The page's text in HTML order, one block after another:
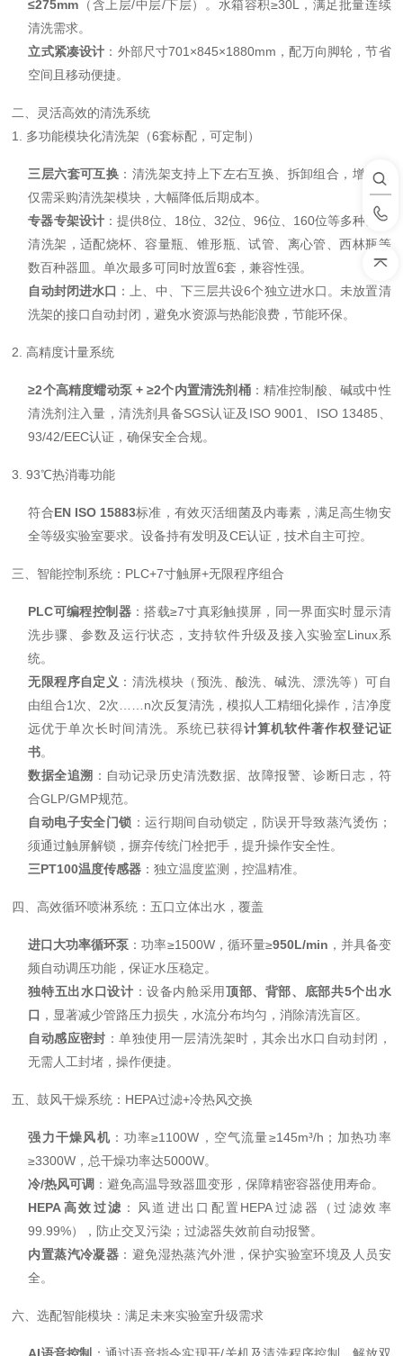
≤275mm （含上层/中层/下层）。水箱容积≥30L，满足批量连续
清洗需求。
立式紧凑设计 ：外部尺寸701×845×1880mm，配万向脚轮，节省
空间且移动便捷。
二、灵活高效的清洗系统
1. 多功能模块化清洗架（6套标配，可定制）
三层六套可互换 ：清洗架支持上下左右互换、拆卸组合，增配时
仅需采购清洗架模块，大幅降低后期成本。
专器专架设计：提供8位、18位、32位、96位、160位等多种规格
清洗架，适配烧杯、容量瓶、锥形瓶、试管、离心管、西林瓶等
数百种器皿。单次最多可同时放置6套，兼容性强。
自动封闭进水口 ：上、中、下三层共设6个独立进水口。未放置清
洗架的接口自动封闭，避免水资源与热能浪费，节能环保。
2. 高精度计量系统
≥2个高精度蠕动泵 + ≥2个内置清洗剂桶：精准控制酸、碱或中性
清洗剂注入量，清洗剂具备SGS认证及ISO 9001、ISO 13485、
93/42/EEC认证，确保安全合规。
3. 93℃热消毒功能
符合EN ISO 15883标准，有效灭活细菌及内毒素，满足高生物安
全等级实验室要求。设备持有发明及CE认证，技术自主可控。
三、智能控制系统：PLC+7寸触屏+无限程序组合
PLC可编程控制器：搭载≥7寸真彩触摸屏，同一界面实时显示清
洗步骤、参数及运行状态，支持软件升级及接入实验室Linux系
统。
无限程序自定义 ：清洗模块（预洗、酸洗、碱洗、漂洗等）可自
由组合1次、2次……n次反复清洗，模拟人工精细化操作，洁净度
远优于单次长时间清洗。系统已获得计算机软件著作权登记证
书。
数据全追溯 ：自动记录历史清洗数据、故障报警、诊断日志，符
合GLP/GMP规范。
自动电子安全门锁 ：运行期间自动锁定，防误开导致蒸汽烫伤；
须通过触屏解锁，摒弃传统门栓把手，提升操作安全性。
三PT100温度传感器 ：独立温度监测，控温精准。
四、高效循环喷淋系统：五口立体出水，覆盖
进口大功率循环泵 ：功率≥1500W，循环量≥950L/min ，并具备变
频自动调压功能，保证水压稳定。
独特五出水口设计 ：设备内舱采用顶部、背部、底部共5个出水
口 ，显著减少管路压力损失，水流分布均匀，消除清洗盲区。
自动感应密封 ：单独使用一层清洗架时，其余出水口自动封闭，
无需人工封堵，操作便捷。
五、鼓风干燥系统：HEPA过滤+冷热风交换
强力干燥风机：功率≥1100W，空气流量≥145m³/h；加热功率
≥3300W，总干燥功率达5000W。
冷/热风可调 ：避免高温导致器皿变形，保障精密容器使用寿命。
HEPA高效过滤 ：风道进出口配置HEPA过滤器（过滤效率
99.99%），防止交叉污染；过滤器失效前自动报警。
内置蒸汽冷凝器 ：避免湿热蒸汽外泄，保护实验室环境及人员安
全。
六、选配智能模块：满足未来实验室升级需求